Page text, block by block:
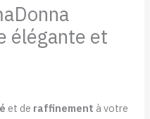
élégante et
et de raffinement à votre